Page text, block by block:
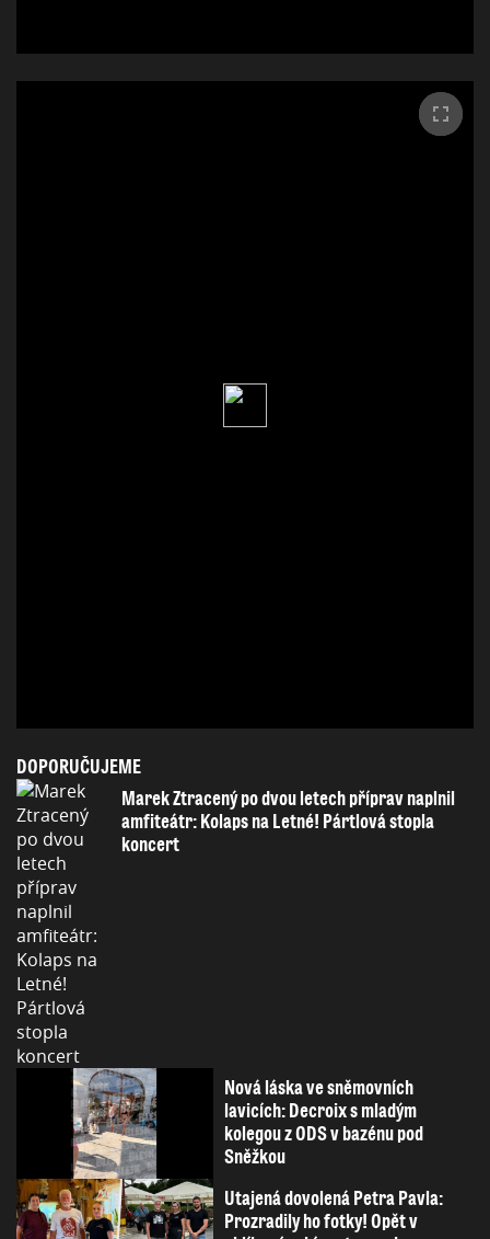
DOPORUČUJEME
Marek Ztracený po dvou letech příprav naplnil
amfiteátr: Kolaps na Letné! Pártlová stopla
koncert
Nová láska ve sněmovních
lavicích: Decroix s mladým
kolegou z ODS v bazénu pod
Sněžkou
Utajená dovolená Petra Pavla:
Prozradily ho fotky! Opět v